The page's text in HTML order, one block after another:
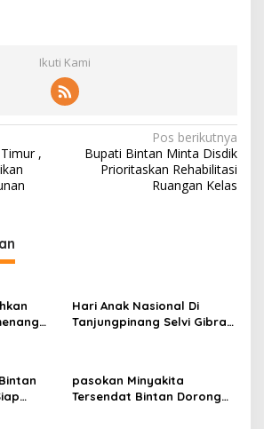
Ikuti Kami
,
Pos berikutnya
Bupati Bintan Minta Disdik
Prioritaskan Rehabilitasi
Ruangan Kelas
Hari Anak Nasional Di
Tanjungpinang Selvi Gibran
pasokan Minyakita
Tersendat Bintan Dorong